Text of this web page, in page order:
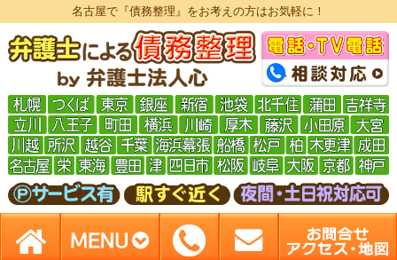
名古屋で『債務整理』をお考えの方はお気軽に！